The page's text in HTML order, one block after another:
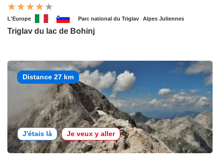
L'Europe Parc national du Triglav Alpes Juliennes
Triglav du lac de Bohinj
Distance 27 km
J'étais là Je veux y aller